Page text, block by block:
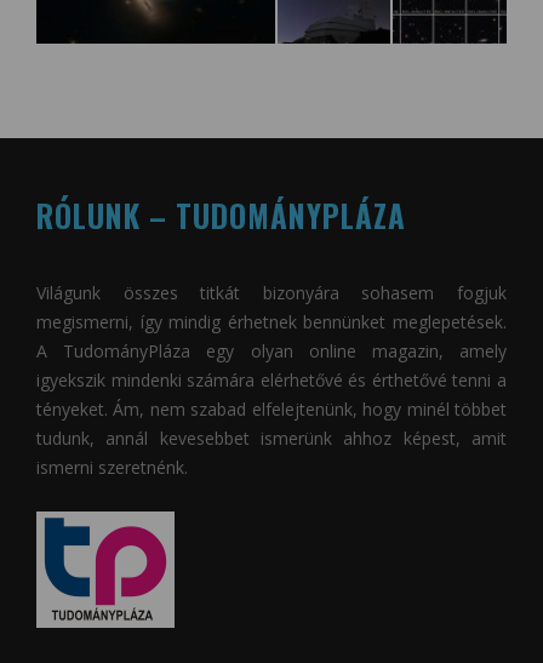
RÓLUNK – TUDOMÁNYPLÁZA
Világunk összes titkát bizonyára sohasem fogjuk
megismerni, így mindig érhetnek bennünket meglepetések.
A TudományPláza egy olyan online magazin, amely
igyekszik mindenki számára elérhetővé és érthetővé tenni a
tényeket. Ám, nem szabad elfelejtenünk, hogy minél többet
tudunk, annál kevesebbet ismerünk ahhoz képest, amit
ismerni szeretnénk.